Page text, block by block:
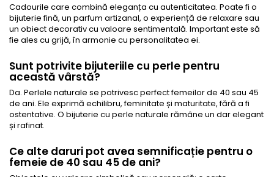
Cadourile care combină eleganța cu autenticitatea. Poate fi o
bijuterie fină, un parfum artizanal, o experiență de relaxare sau
un obiect decorativ cu valoare sentimentală. Important este să
fie ales cu grijă, în armonie cu personalitatea ei.
Sunt potrivite bijuteriile cu perle pentru
această vârstă?
Da. Perlele naturale se potrivesc perfect femeilor de 40 sau 45
de ani. Ele exprimă echilibru, feminitate și maturitate, fără a fi
ostentative. O bijuterie cu perle naturale rămâne un dar elegant
și rafinat.
Ce alte daruri pot avea semnificație pentru o
femeie de 40 sau 45 de ani?